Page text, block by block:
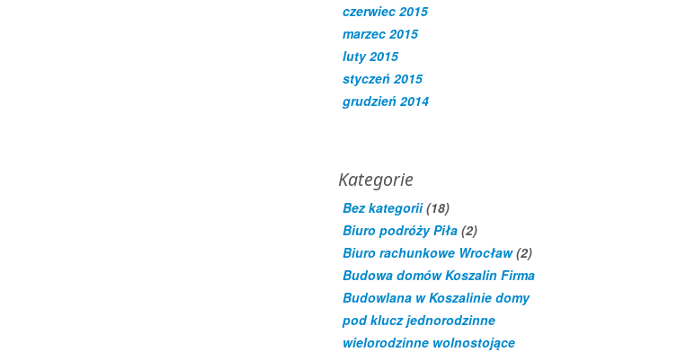
czerwiec 2015
marzec 2015
luty 2015
styczeń 2015
grudzień 2014
Kategorie
Bez kategorii(18)
Biuro podróży Piła (2)
Biuro rachunkowe Wrocław(2)
Budowa domów Koszalin Firma
Budowlana w Koszalinie domy
pod klucz jednorodzinne
wielorodzinne wolnostojące